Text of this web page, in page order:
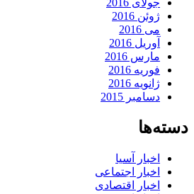
جولای 2016
ژوئن 2016
می 2016
آوریل 2016
مارس 2016
فوریه 2016
ژانویه 2016
دسامبر 2015
دسته‌ها
اخبار آسیا
اخبار اجتماعی
اخبار اقتصادی